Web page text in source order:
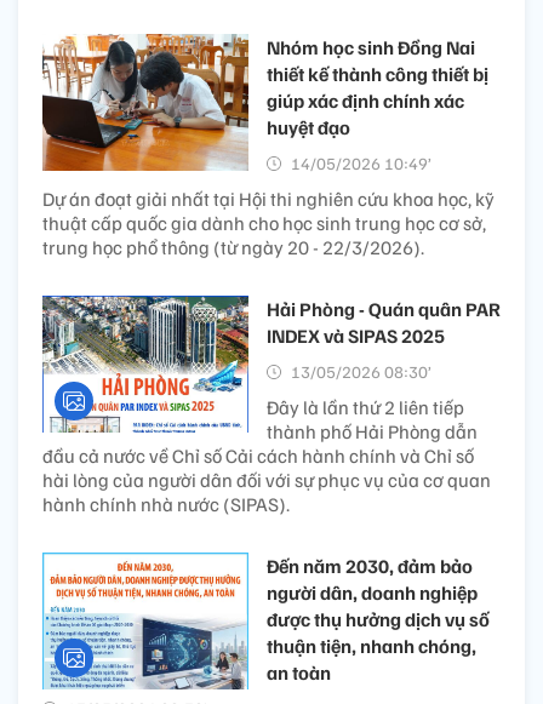
Nhóm học sinh Đồng Nai
thiết kế thành công thiết bị
giúp xác định chính xác
huyệt đạo
14/05/2026 10:49’
Dự án đoạt giải nhất tại Hội thi nghiên cứu khoa học, kỹ
thuật cấp quốc gia dành cho học sinh trung học cơ sở,
trung học phổ thông (từ ngày 20 - 22/3/2026).
Hải Phòng - Quán quân PAR
INDEX và SIPAS 2025
13/05/2026 08:30’
Đây là lần thứ 2 liên tiếp
thành phố Hải Phòng dẫn
đầu cả nước về Chỉ số Cải cách hành chính và Chỉ số
hài lòng của người dân đối với sự phục vụ của cơ quan
hành chính nhà nước (SIPAS).
Đến năm 2030, đảm bảo
người dân, doanh nghiệp
được thụ hưởng dịch vụ số
thuận tiện, nhanh chóng,
an toàn